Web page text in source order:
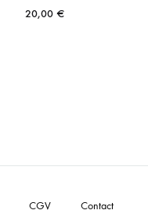
20,00 €
CGV Contact